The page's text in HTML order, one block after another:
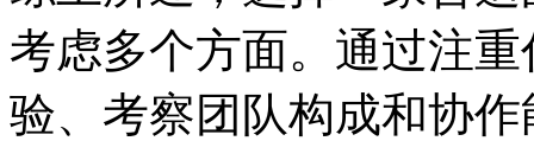
考虑多个方面。通过注
验、考察团队构成和协